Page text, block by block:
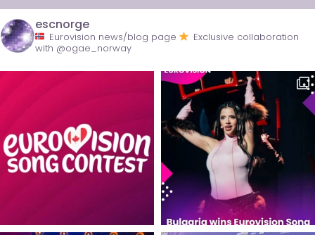
escnorge
Eurovision news/blog page
Exclusive collaboration
with @ogae_norway